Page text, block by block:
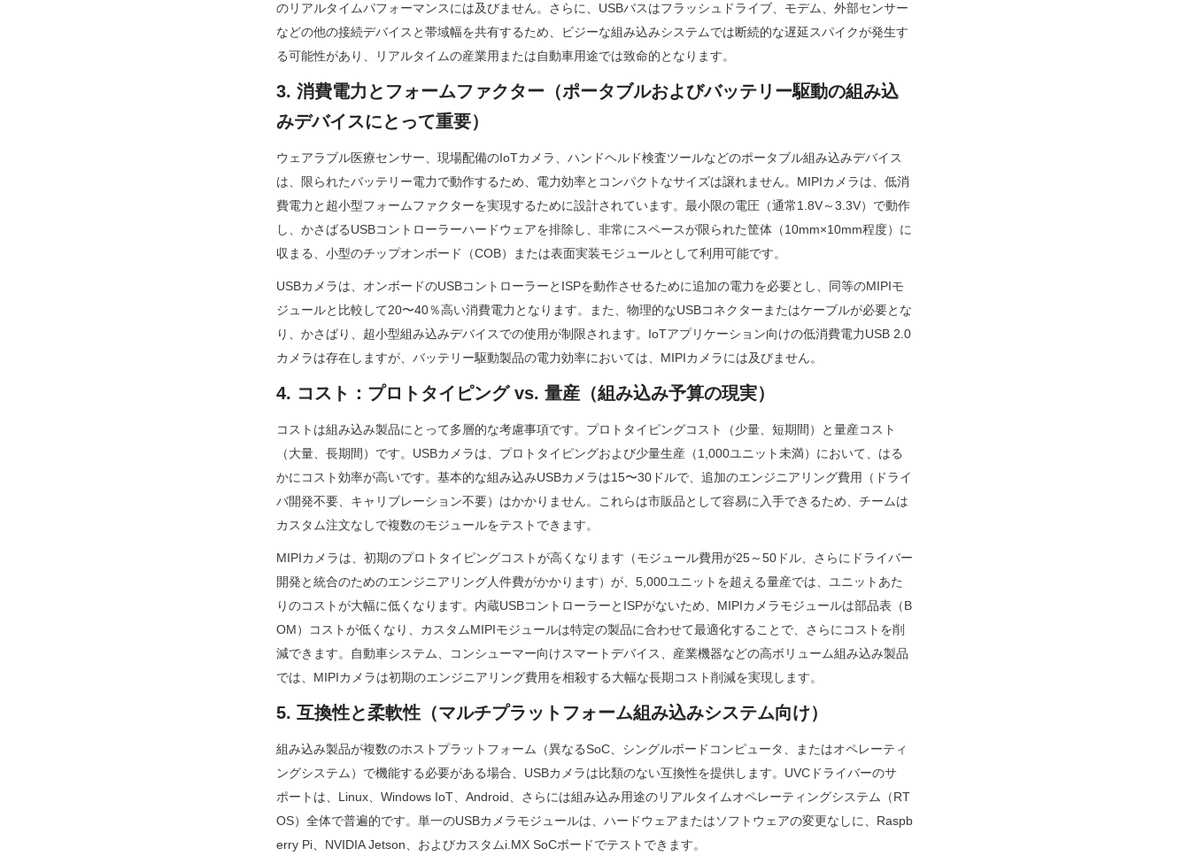
のリアルタイムパフォーマンスには及びません。さらに、USBバスはフラッシュドライブ、モデム、外部センサー
などの他の接続デバイスと帯域幅を共有するため、ビジーな組み込みシステムでは断続的な遅延スパイクが発生す
る可能性があり、リアルタイムの産業用または自動車用途では致命的となります。
3. 消費電力とフォームファクター（ポータブルおよびバッテリー駆動の組み込
みデバイスにとって重要）
ウェアラブル医療センサー、現場配備のIoTカメラ、ハンドヘルド検査ツールなどのポータブル組み込みデバイス
は、限られたバッテリー電力で動作するため、電力効率とコンパクトなサイズは譲れません。MIPIカメラは、低消
費電力と超小型フォームファクターを実現するために設計されています。最小限の電圧（通常1.8V～3.3V）で動作
し、かさばるUSBコントローラーハードウェアを排除し、非常にスペースが限られた筐体（10mm×10mm程度）に
収まる、小型のチップオンボード（COB）または表面実装モジュールとして利用可能です。
USBカメラは、オンボードのUSBコントローラーとISPを動作させるために追加の電力を必要とし、同等のMIPIモ
ジュールと比較して20〜40％高い消費電力となります。また、物理的なUSBコネクターまたはケーブルが必要とな
り、かさばり、超小型組み込みデバイスでの使用が制限されます。IoTアプリケーション向けの低消費電力USB 2.0
カメラは存在しますが、バッテリー駆動製品の電力効率においては、MIPIカメラには及びません。
4. コスト：プロトタイピング vs. 量産（組み込み予算の現実）
コストは組み込み製品にとって多層的な考慮事項です。プロトタイピングコスト（少量、短期間）と量産コスト
（大量、長期間）です。USBカメラは、プロトタイピングおよび少量生産（1,000ユニット未満）において、はる
かにコスト効率が高いです。基本的な組み込みUSBカメラは15〜30ドルで、追加のエンジニアリング費用（ドライ
バ開発不要、キャリブレーション不要）はかかりません。これらは市販品として容易に入手できるため、チームは
カスタム注文なしで複数のモジュールをテストできます。
MIPIカメラは、初期のプロトタイピングコストが高くなります（モジュール費用が25～50ドル、さらにドライバー
開発と統合のためのエンジニアリング人件費がかかります）が、5,000ユニットを超える量産では、ユニットあた
りのコストが大幅に低くなります。内蔵USBコントローラーとISPがないため、MIPIカメラモジュールは部品表（B
OM）コストが低くなり、カスタムMIPIモジュールは特定の製品に合わせて最適化することで、さらにコストを削
減できます。自動車システム、コンシューマー向けスマートデバイス、産業機器などの高ボリューム組み込み製品
では、MIPIカメラは初期のエンジニアリング費用を相殺する大幅な長期コスト削減を実現します。
5. 互換性と柔軟性（マルチプラットフォーム組み込みシステム向け）
組み込み製品が複数のホストプラットフォーム（異なるSoC、シングルボードコンピュータ、またはオペレーティ
ングシステム）で機能する必要がある場合、USBカメラは比類のない互換性を提供します。UVCドライバーのサ
ポートは、Linux、Windows IoT、Android、さらには組み込み用途のリアルタイムオペレーティングシステム（RT
OS）全体で普遍的です。単一のUSBカメラモジュールは、ハードウェアまたはソフトウェアの変更なしに、Raspb
erry Pi、NVIDIA Jetson、およびカスタムi.MX SoCボードでテストできます。